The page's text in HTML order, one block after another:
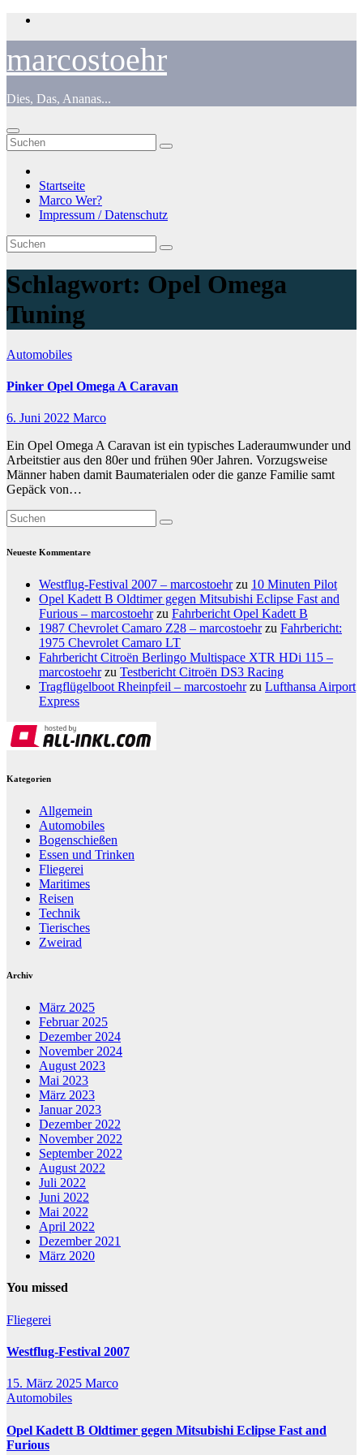
Zum
marcostoehr
Dies, Das, Ananas...
Startseite
Marco Wer?
Impressum / Datenschutz
Schlagwort: Opel Omega
Tuning
Automobiles
Pinker Opel Omega A Caravan
6. Juni 2022 Marco
Ein Opel Omega A Caravan ist ein typisches Laderaumwunder und
Arbeitstier aus den 80er und frühen 90er Jahren. Vorzugsweise
Männer haben damit Baumaterialen oder die ganze Familie samt
Gepäck von…
Neueste Kommentare
Westflug-Festival 2007 – marcostoehrzu 10 Minuten Pilot
Opel Kadett B Oldtimer gegen Mitsubishi Eclipse Fast and
Furious – marcostoehrzu Fahrbericht Opel Kadett B
1987 Chevrolet Camaro Z28 – marcostoehrzu Fahrbericht:
1975 Chevrolet Camaro LT
Fahrbericht Citroën Berlingo Multispace XTR HDi 115 –
marcostoehrzu Testbericht Citroën DS3 Racing
Tragflügelboot Rheinpfeil – marcostoehrzu Lufthansa Airport
Express
Kategorien
Allgemein
Automobiles
Bogenschießen
Essen und Trinken
Fliegerei
Maritimes
Reisen
Technik
Tierisches
Zweirad
Archiv
März 2025
Februar 2025
Dezember 2024
November 2024
August 2023
Mai 2023
März 2023
Januar 2023
Dezember 2022
November 2022
September 2022
August 2022
Juli 2022
Juni 2022
Mai 2022
April 2022
Dezember 2021
März 2020
You missed
Fliegerei
Westflug-Festival 2007
15. März 2025 Marco
Automobiles
Opel Kadett B Oldtimer gegen Mitsubishi Eclipse Fast and
Furious